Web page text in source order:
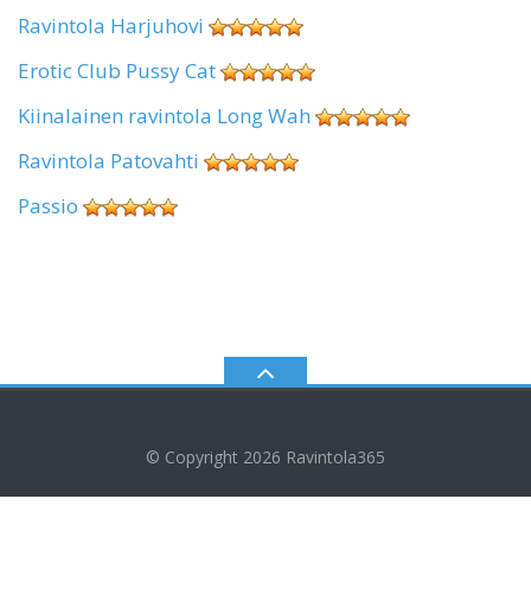
Ravintola Harjuhovi
Erotic Club Pussy Cat
Kiinalainen ravintola Long Wah
Ravintola Patovahti
Passio
© Copyright 2026 Ravintola365